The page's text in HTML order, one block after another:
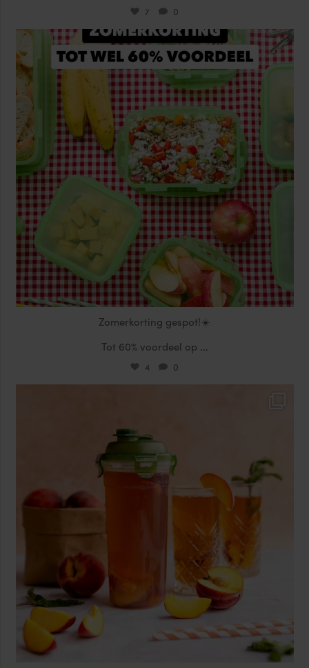
7 0
locklocknl
Jul 25
Zomerkorting gespot!☀️
Tot 60% voordeel op ...
4 0